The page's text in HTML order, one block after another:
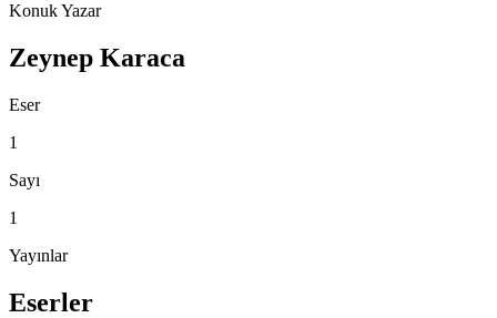
Konuk Yazar
Zeynep Karaca
Eser
1
Sayı
1
Yayınlar
Eserler